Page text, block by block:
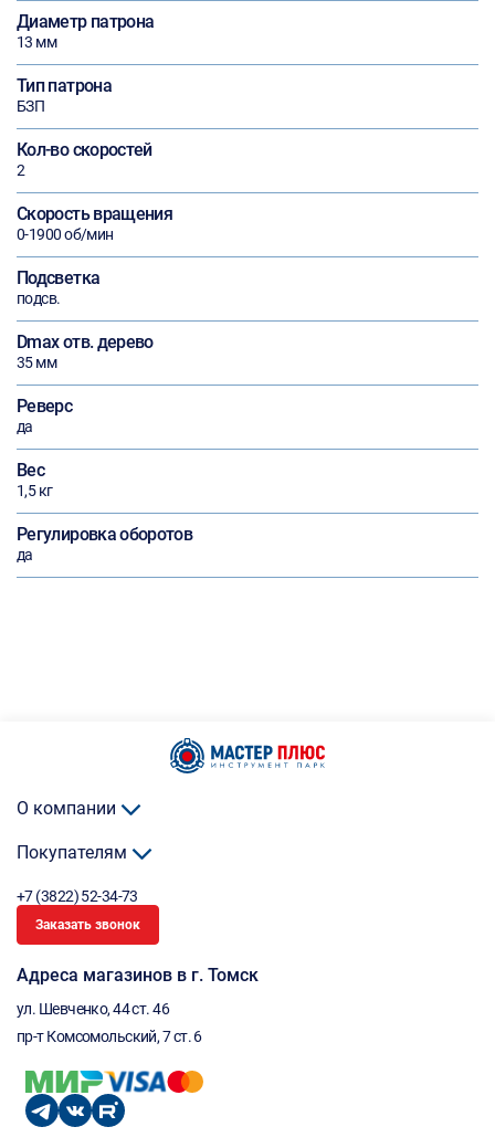
Диаметр патрона
13 мм
Тип патрона
БЗП
Кол-во скоростей
2
Скорость вращения
0-1900 об/мин
Подсветка
подсв.
Dmax отв. дерево
35 мм
Реверс
да
Вес
1,5 кг
Регулировка оборотов
да
О компании
Покупателям
+7 (3822) 52-34-73
Заказать звонок
Адреса магазинов в г. Томск
ул. Шевченко, 44 ст. 46
пр-т Комсомольский, 7 ст. 6